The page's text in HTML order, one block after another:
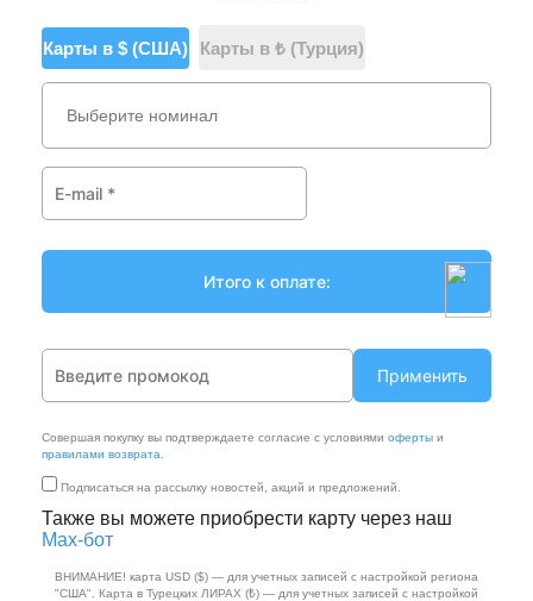
Карты в $ (США) Карты в ₺ (Турция)
Выберите номинал
Применить
Совершая покупку вы подтверждаете согласие с условиями оферты и
правилами возврата
Подписаться на рассылку новостей, акций и предложений.
Также вы можете приобрести карту через наш
Max‑бот
ВНИМАНИЕ! карта USD ($) — для учетных записей с настройкой региона
"США". Карта в Турецких ЛИРАХ (₺) — для учетных записей с настройкой